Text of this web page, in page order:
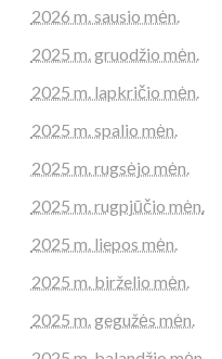
2026 m. sausio mėn.
2025 m. gruodžio mėn.
2025 m. lapkričio mėn.
2025 m. spalio mėn.
2025 m. rugsėjo mėn.
2025 m. rugpjūčio mėn.
2025 m. liepos mėn.
2025 m. birželio mėn.
2025 m. gegužės mėn.